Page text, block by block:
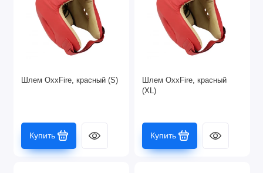
Шлем OxxFire, красный (S)
Купить
Шлем OxxFire, красный
(XL)
Купить